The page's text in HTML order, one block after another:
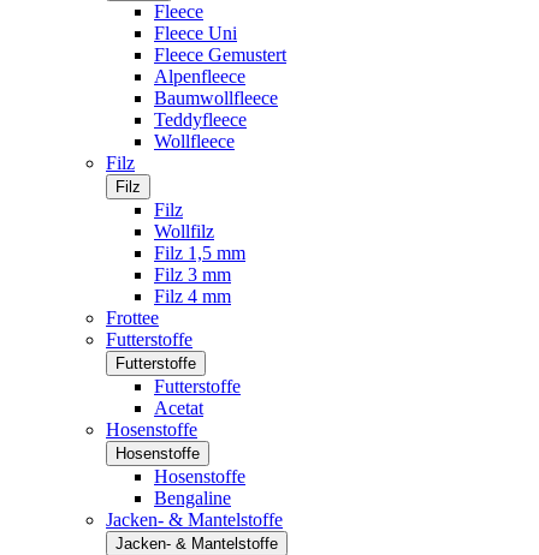
Fleece
Fleece Uni
Fleece Gemustert
Alpenfleece
Baumwollfleece
Teddyfleece
Wollfleece
Filz
Filz
Filz
Wollfilz
Filz 1,5 mm
Filz 3 mm
Filz 4 mm
Frottee
Futterstoffe
Futterstoffe
Futterstoffe
Acetat
Hosenstoffe
Hosenstoffe
Hosenstoffe
Bengaline
Jacken- & Mantelstoffe
Jacken- & Mantelstoffe